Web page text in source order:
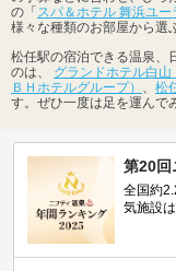
の「スパ＆ホテル 舞浜ユー
様々な種類のお部屋から選
松任駅の宿泊できる温泉、
のは、 グランドホテル白山
ＢＨホテルグループ） 、 松
す。ぜひ一度は足を運んで
第20回
全国約
気施設